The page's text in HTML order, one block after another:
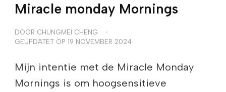
Miracle monday Mornings
DOOR CHUNGMEI CHENG
GEÜPDATET OP 19 NOVEMBER 2024
Mijn intentie met de Miracle Monday
Mornings is om hoogsensitieve